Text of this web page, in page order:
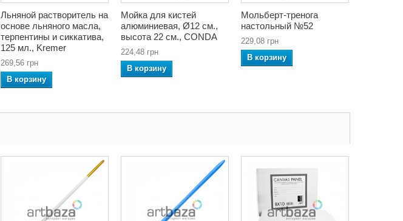
Льняной растворитель на
основе льняного масла,
терпентины и сиккатива,
125 мл., Kremer
269,56 грн
В корзину
Мойка для кистей
алюминиевая, Ø12 см.,
высота 22 см., CONDA
224,48 грн
В корзину
Мольберт-тренога
настольный №52
229,08 грн
В корзину